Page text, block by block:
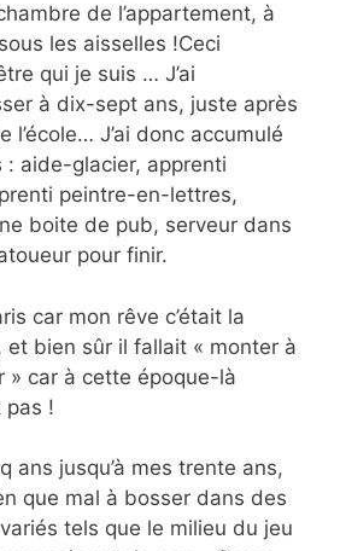
de l’appartement, à
les aisselles !Ceci
qui je suis … J’ai
à dix-sept ans, juste après
l’école… J’ai donc accumulé
aide-glacier, apprenti
peintre-en-lettres,
boite de pub, serveur dans
pour finir.
car mon rêve c’était la
bien sûr il fallait « monter à
» car à cette époque-là
pas !
ans jusqu’à mes trente ans,
que mal à bosser dans des
tels que le milieu du jeu